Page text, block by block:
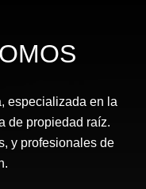
especializada en la
de propiedad raíz.
y profesionales de